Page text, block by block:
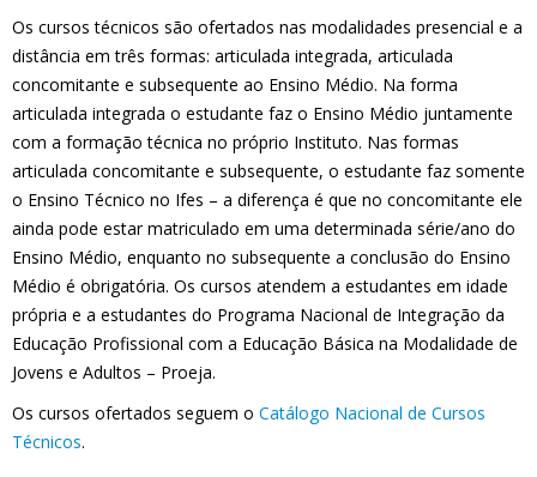
Os cursos técnicos são ofertados nas modalidades presencial e a
distância em três formas: articulada integrada, articulada
concomitante e subsequente ao Ensino Médio. Na forma
articulada integrada o estudante faz o Ensino Médio juntamente
com a formação técnica no próprio Instituto. Nas formas
articulada concomitante e subsequente, o estudante faz somente
o Ensino Técnico no Ifes – a diferença é que no concomitante ele
ainda pode estar matriculado em uma determinada série/ano do
Ensino Médio, enquanto no subsequente a conclusão do Ensino
Médio é obrigatória. Os cursos atendem a estudantes em idade
própria e a estudantes do Programa Nacional de Integração da
Educação Profissional com a Educação Básica na Modalidade de
Jovens e Adultos – Proeja.
Os cursos ofertados seguem o Catálogo Nacional de Cursos
Técnicos.